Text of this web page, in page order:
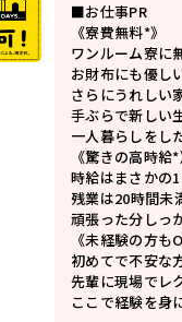
■お仕事PR
《寮費無料*》
ワンルーム寮に
お財布にも優し
さらにうれしい
手ぶらで新しい
一人暮らしをし
《驚きの高時給*
時給はまさかの
残業は20時間未
頑張った分しっ
《未経験の方も
初めてで不安な
先輩に現場でレ
ここで経験を